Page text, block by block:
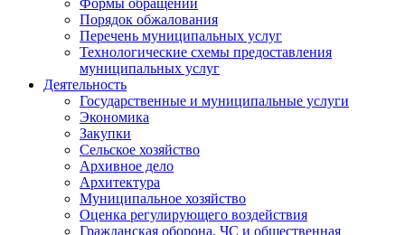
Формы обращений
Порядок обжалования
Перечень муниципальных услуг
Технологические схемы предоставления
муниципальных услуг
Деятельность
Государственные и муниципальные услуги
Экономика
Закупки
Сельское хозяйство
Архивное дело
Архитектура
Муниципальное хозяйство
Оценка регулирующего воздействия
Гражданская оборона, ЧС и общественная